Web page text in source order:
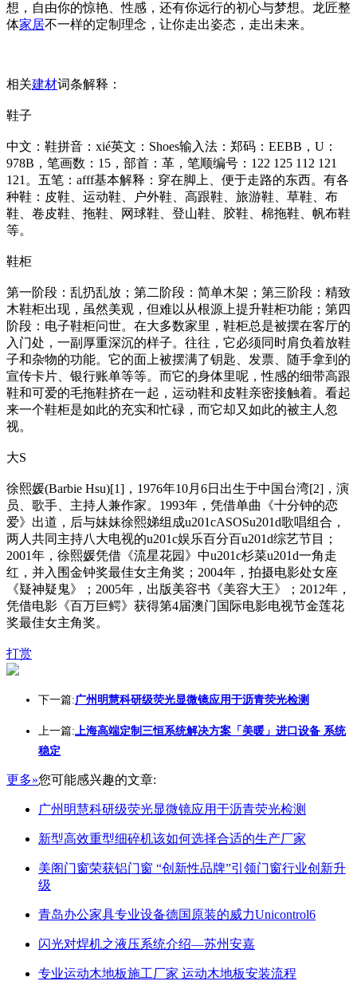
想，自由你的惊艳、性感，还有你远行的初心与梦想。龙匠整
体家居不一样的定制理念，让你走出姿态，走出未来。
相关建材词条解释：
鞋子
中文：鞋拼音：xié英文：Shoes输入法：郑码：EEBB，U：
978B，笔画数：15，部首：革，笔顺编号：122 125 112 121
121。五笔：afff基本解释：穿在脚上、便于走路的东西。有各
种鞋：皮鞋、运动鞋、户外鞋、高跟鞋、旅游鞋、草鞋、布
鞋、卷皮鞋、拖鞋、网球鞋、登山鞋、胶鞋、棉拖鞋、帆布鞋
等。
鞋柜
第一阶段：乱扔乱放；第二阶段：简单木架；第三阶段：精致
木鞋柜出现，虽然美观，但难以从根源上提升鞋柜功能；第四
阶段：电子鞋柜问世。在大多数家里，鞋柜总是被摆在客厅的
入门处，一副厚重深沉的样子。往往，它必须同时肩负着放鞋
子和杂物的功能。它的面上被摆满了钥匙、发票、随手拿到的
宣传卡片、银行账单等等。而它的身体里呢，性感的细带高跟
鞋和可爱的毛拖鞋挤在一起，运动鞋和皮鞋亲密接触着。看起
来一个鞋柜是如此的充实和忙碌，而它却又如此的被主人忽
视。
大S
徐熙媛(Barbie Hsu)[1]，1976年10月6日出生于中国台湾[2]，演
员、歌手、主持人兼作家。1993年，凭借单曲《十分钟的恋
爱》出道，后与妹妹徐熙娣组成u201cASOSu201d歌唱组合，
两人共同主持八大电视的u201c娱乐百分百u201d综艺节目；
2001年，徐熙媛凭借《流星花园》中u201c杉菜u201d一角走
红，并入围金钟奖最佳女主角奖；2004年，拍摄电影处女座
《疑神疑鬼》；2005年，出版美容书《美容大王》；2012年，
凭借电影《百万巨鳄》获得第4届澳门国际电影电视节金莲花
奖最佳女主角奖。
打赏
下一篇:广州明慧科研级荧光显微镜应用于沥青荧光检测
上一篇:上海高端定制三恒系统解决方案「美暖」进口设备 系统
稳定
更多»您可能感兴趣的文章:
广州明慧科研级荧光显微镜应用于沥青荧光检测
新型高效重型细碎机该如何选择合适的生产厂家
美阁门窗荣获铝门窗 “创新性品牌”引领门窗行业创新升
级
青岛办公家具专业设备德国原装的威力Unicontrol6
闪光对焊机之液压系统介绍—苏州安嘉
专业运动木地板施工厂家 运动木地板安装流程